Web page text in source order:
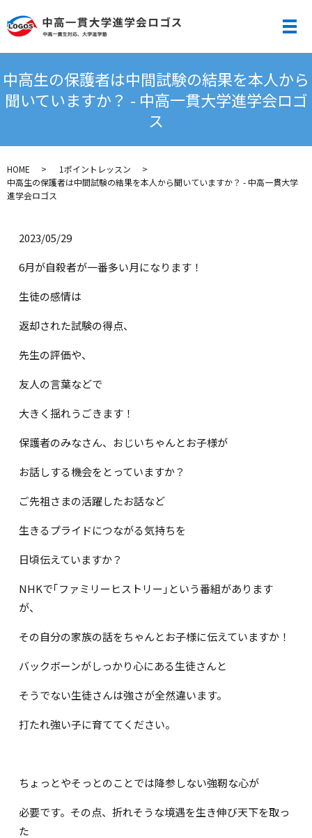
メ
中高生の保護者は中間試験の結果を本人から
聞いていますか？ - 中高一貫大学進学会ロゴ
ス
HOME
1ポイントレッスン
中高生の保護者は中間試験の結果を本人から聞いていますか？ - 中高一貫大学
進学会ロゴス
2023/05/29
6月が自殺者が一番多い月になります！
生徒の感情は
返却された試験の得点、
先生の評価や、
友人の言葉などで
大きく揺れうごきます！
保護者のみなさん、おじいちゃんとお子様が
お話しする機会をとっていますか？
ご先祖さまの活躍したお話など
生きるプライドにつながる気持ちを
日頃伝えていますか？
NHKで｢ファミリーヒストリー｣という番組があります
が、
その自分の家族の話をちゃんとお子様に伝えていますか！
バックボーンがしっかり心にある生徒さんと
そうでない生徒さんは強さが全然違います。
打たれ強い子に育ててください。
ちょっとやそっとのことでは降参しない強靭な心が
必要です。その点、折れそうな境遇を生き伸び天下を取っ
た